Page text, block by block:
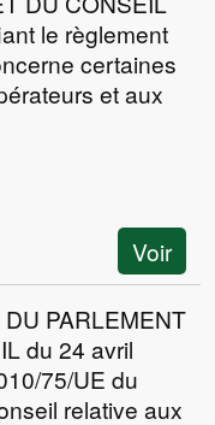
le règlement
certaines
et aux
Voir
PARLEMENT
du 24 avril
75/UE du
relative aux